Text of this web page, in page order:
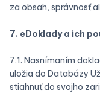
za obsah, správnosť
7. eDoklady a ich
7.1. Nasnímaním
uložia do Databázy
stiahnuť do svojho